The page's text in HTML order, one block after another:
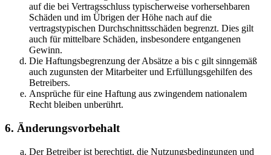
auf die bei Vertragsschluss typischerweise vorhersehbaren
Schäden und im Übrigen der Höhe nach auf die
vertragstypischen Durchschnittsschäden begrenzt. Dies gilt
auch für mittelbare Schäden, insbesondere entgangenen
Gewinn.
Die Haftungsbegrenzung der Absätze a bis c gilt sinngemäß
auch zugunsten der Mitarbeiter und Erfüllungsgehilfen des
Betreibers.
Ansprüche für eine Haftung aus zwingendem nationalem
Recht bleiben unberührt.
6. Änderungsvorbehalt
Der Betreiber ist berechtigt, die Nutzungsbedingungen und